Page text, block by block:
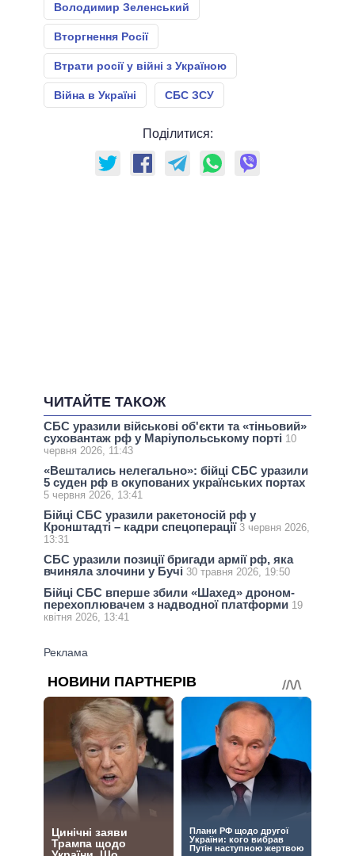
Володимир Зеленський
Вторгнення Росії
Втрати росії у війні з Україною
Війна в Україні СБС ЗСУ
Поділитися:
ЧИТАЙТЕ ТАКОЖ
СБС уразили військові об'єкти та «тіньовий»
суховантаж рф у Маріупольському порті 10
червня 2026, 11:43
«Вештались нелегально»: бійці СБС уразили
5 суден рф в окупованих українських портах
5 червня 2026, 13:41
Бійці СБС уразили ракетоносій рф у
Кронштадті – кадри спецоперації 3 червня 2026,
13:31
СБС уразили позиції бригади армії рф, яка
вчиняла злочини у Бучі 30 травня 2026, 19:50
Бійці СБС вперше збили «Шахед» дроном-
перехоплювачем з надводної платформи 19
квітня 2026, 13:41